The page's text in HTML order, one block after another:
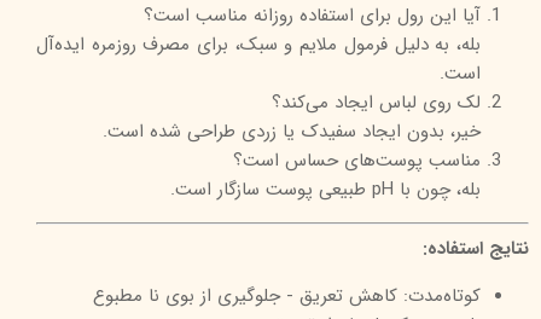
آیا این رول برای استفاده روزانه مناسب است؟
بله، به دلیل فرمول ملایم و سبک، برای مصرف روزمره ایده‌آل
است.
لک روی لباس ایجاد می‌کند؟
خیر، بدون ایجاد سفیدک یا زردی طراحی شده است.
مناسب پوست‌های حساس است؟
بله، چون با pH طبیعی پوست سازگار است.
نتایج استفاده:
کوتاه‌مدت: کاهش تعریق - جلوگیری از بوی نا مطبوع